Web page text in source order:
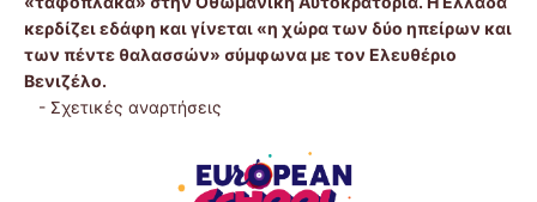
κερδίζει εδάφη και γίνεται «η χώρα των δύο ηπείρων και
των πέντε θαλασσών» σύμφωνα με τον Ελευθέριο
Βενιζέλο.
- Σχετικές αναρτήσεις